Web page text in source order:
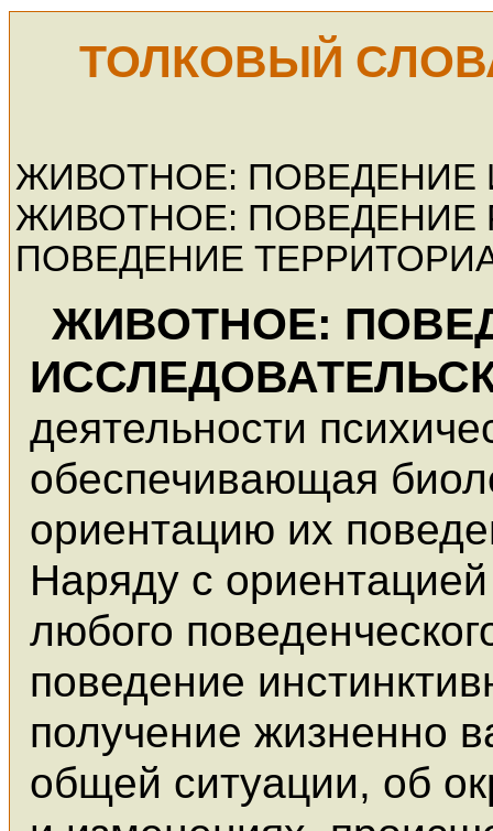
ТОЛКОВЫЙ
ЖИВОТНОЕ: ПОВЕДЕНИЕ
ЖИВОТНОЕ: ПОВЕДЕНИЕ
ПОВЕДЕНИЕ
ЖИВОТНОЕ:
деятельности
обеспечивающая
ориентацию их
Наряду с
любого
поведение
получение жизненно
общей ситуации, об